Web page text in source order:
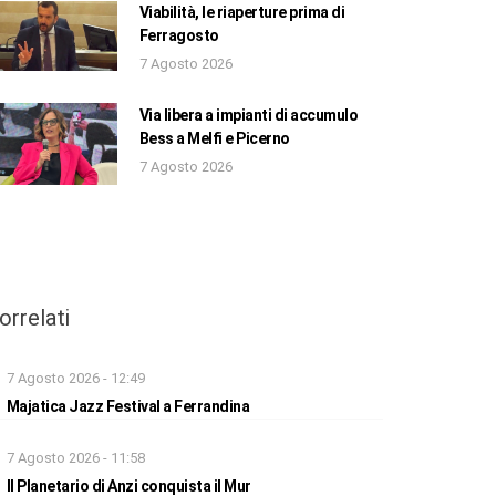
Viabilità, le riaperture prima di
Ferragosto
7 Agosto 2026
Via libera a impianti di accumulo
Bess a Melfi e Picerno
7 Agosto 2026
7 Agosto 2026 - 12:49
Majatica Jazz Festival a Ferrandina
7 Agosto 2026 - 11:58
Il Planetario di Anzi conquista il Mur